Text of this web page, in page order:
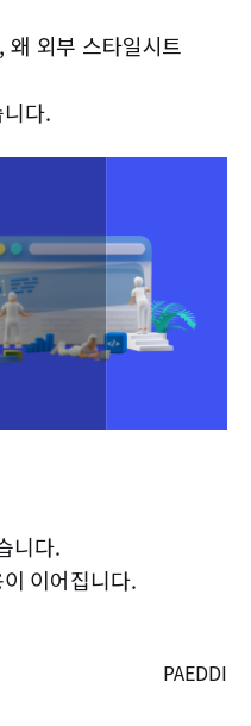
왜 외부 스타일시트
다.
니다.
이어집니다.
PAEDDI